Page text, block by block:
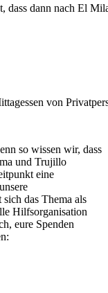
dass dann nach El
von
so wissen wir, dass
und Trujillo
eine
das Thema als
Hilfsorganisation
eure Spenden